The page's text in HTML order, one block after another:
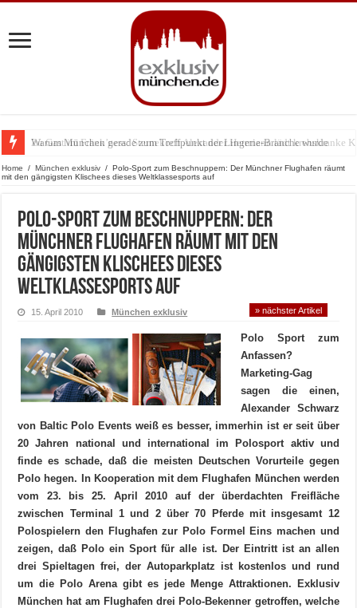
Warum München gerade zum Treffpunkt der Lingerie-Branche wurde
Home / München exklusiv / Polo-Sport zum Beschnuppern: Der Münchner Flughafen räumt
mit den gängigsten Klischees dieses Weltklassesports auf
Polo-Sport zum Beschnuppern: Der
Münchner Flughafen räumt mit den
gängigsten Klischees dieses
Weltklassesports auf
15. April 2010 München exklusiv » nächster Artikel
Polo Sport zum
Anfassen?
Marketing-Gag
sagen die einen,
Alexander Schwarz
von Baltic Polo Events weiß es besser, immerhin ist er seit über
20 Jahren national und international im Polosport aktiv und
finde es schade, daß die meisten Deutschen Vorurteile gegen
Polo hegen. In Kooperation mit dem Flughafen München werden
vom 23. bis 25. April 2010 auf der überdachten Freifläche
zwischen Terminal 1 und 2 über 70 Pferde mit insgesamt 12
Polospielern den Flughafen zur Polo Formel Eins machen und
zeigen, daß Polo ein Sport für alle ist. Der Eintritt ist an allen
drei Spieltagen frei, der Autoparkplatz ist kostenlos und rund
um die Polo Arena gibt es jede Menge Attraktionen. Exklusiv
München hat am Flughafen drei Polo-Bekenner getroffen, welche